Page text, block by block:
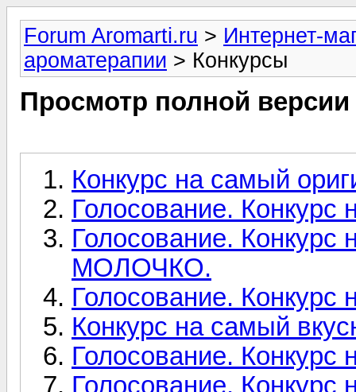
Forum Aromarti.ru > Интернет-
ароматерапии > Конкурсы
Просмотр полной
Конкурс на самый
Голосование. Конкурс
Голосование. Конкурс
МОЛОЧКО.
Голосование.
Конкурс на самый
Голосование.
Голосование.